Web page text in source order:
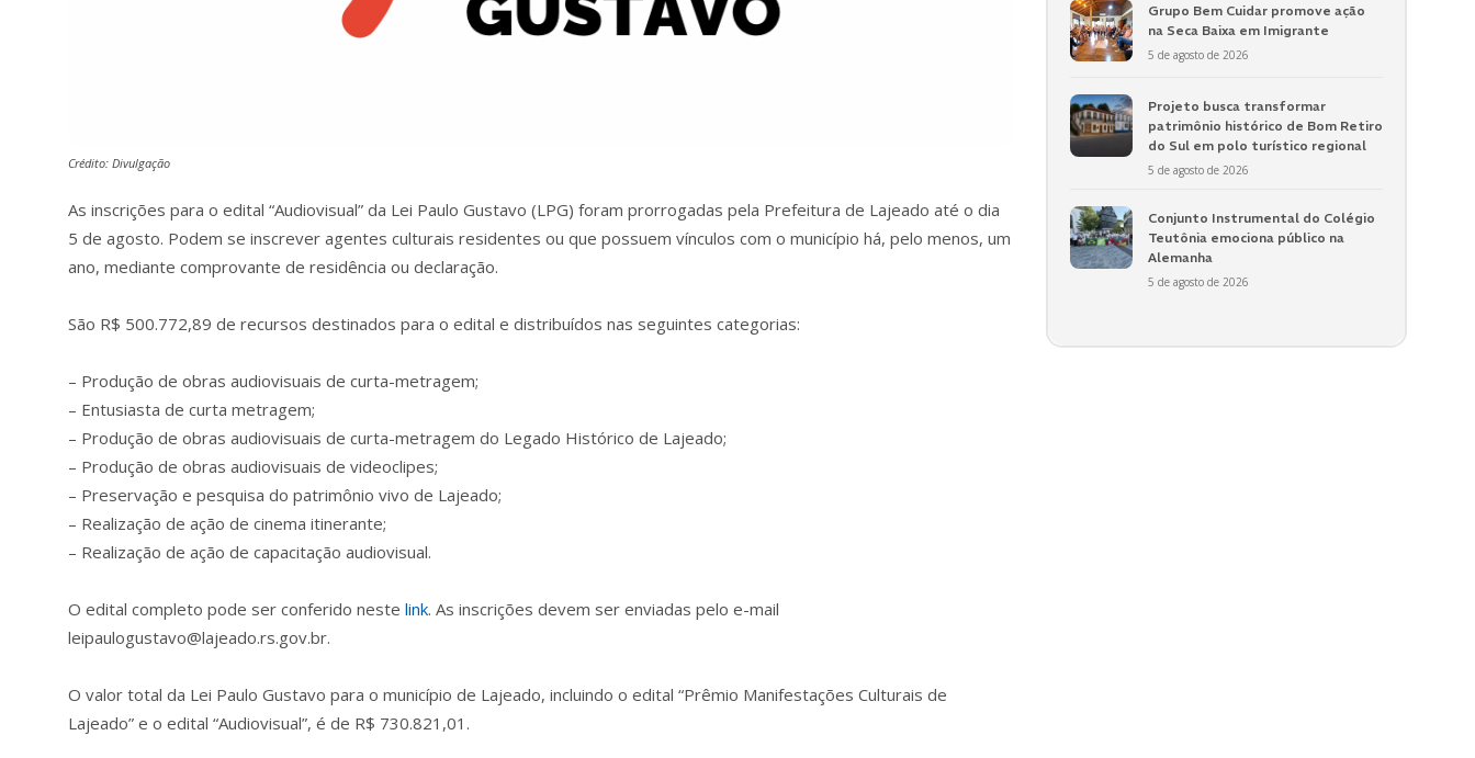
Crédito: Divulgação
As inscrições para o edital “Audiovisual” da Lei Paulo Gustavo (LPG) foram prorrogadas pela Prefeitura de Lajeado até o dia
5 de agosto. Podem se inscrever agentes culturais residentes ou que possuem vínculos com o município há, pelo menos, um
ano, mediante comprovante de residência ou declaração.
São R$ 500.772,89 de recursos destinados para o edital e distribuídos nas seguintes categorias:
– Produção de obras audiovisuais de curta-metragem;
– Entusiasta de curta metragem;
– Produção de obras audiovisuais de curta-metragem do Legado Histórico de Lajeado;
– Produção de obras audiovisuais de videoclipes;
– Preservação e pesquisa do patrimônio vivo de Lajeado;
– Realização de ação de cinema itinerante;
– Realização de ação de capacitação audiovisual.
O edital completo pode ser conferido neste link. As inscrições devem ser enviadas pelo e-mail
leipaulogustavo@lajeado.rs.gov.br.
O valor total da Lei Paulo Gustavo para o município de Lajeado, incluindo o edital “Prêmio Manifestações Culturais de
Lajeado” e o edital “Audiovisual”, é de R$ 730.821,01.
Grupo Bem Cuidar promove ação
na Seca Baixa em Imigrante
5 de agosto de 2026
Projeto busca transformar
patrimônio histórico de Bom Retiro
do Sul em polo turístico regional
5 de agosto de 2026
Conjunto Instrumental do Colégio
Teutônia emociona público na
Alemanha
5 de agosto de 2026